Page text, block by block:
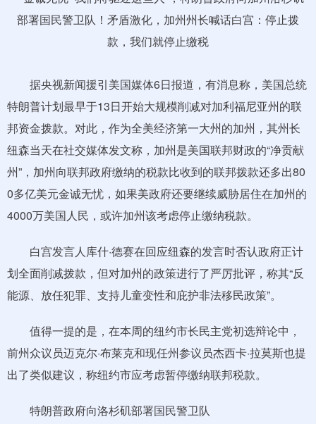
据央视新闻援引美国媒体6日报道，有消息称，美国总统
特朗普计划最早于13日开始大规模削减对加利福尼亚州的联
邦资金拨款。对此，作为全美经济第一大州的加州，其州长
纽森当天在社交媒体发文称，加州是美国联邦财政的“净贡献
州”，加州向联邦政府缴纳的税款比收到的联邦拨款还多出80
0多亿美元金诚无忧，如果美政府还要继续威胁居住在加州的
4000万美国人民，或许加州该考虑停止缴纳税款。
白宫发言人库什·德赛在回应纽森的发言时否认政府正计
划全面削减拨款，但对加州的政策进行了严厉批评，称其“反
能源、放任犯罪、支持儿童变性和庇护非法移民政策”。
值得一提的是，在本周的纽约市长民主党初选辩论中，
前州众议员迈克尔·布莱克和现任州参议员杰西卡·拉莫斯也提
出了类似建议，称纽约市应考虑暂停缴纳联邦税款。
特朗普政府向洛杉矶部署国民警卫队